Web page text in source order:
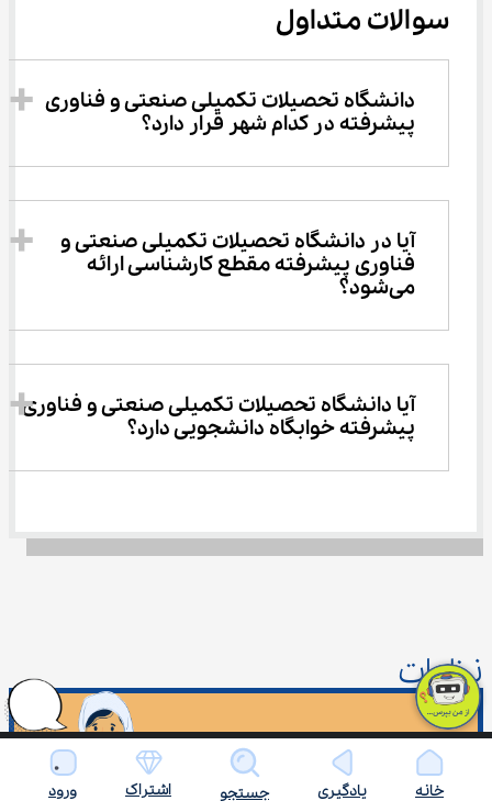
سوالات متداول
دانشگاه تحصیلات تکمیلی صنعتی و فناوری
پیشرفته در کدام شهر قرار دارد؟
آیا در دانشگاه تحصیلات تکمیلی صنعتی و
فناوری پیشرفته مقطع کارشناسی ارائه
می‌شود؟
آیا دانشگاه تحصیلات تکمیلی صنعتی و فناوری
پیشرفته خوابگاه دانشجویی دارد؟
نظرات
نظر کاربران
خانه یادگیری جستجو اشتراک ورود